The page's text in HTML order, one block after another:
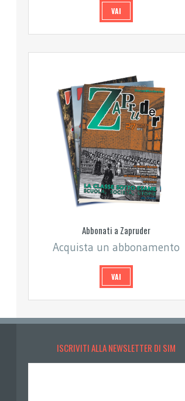
VAI
Abbonati a Zapruder
Acquista un abbonamento
VAI
ISCRIVITI ALLA NEWSLETTER DI SIM